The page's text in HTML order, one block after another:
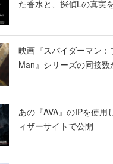
た香水と、探偵Lの真実
映画『スパイダーマン
Man』シリーズの同接
あの『AVA』のIPを使
ィザーサイトで公開